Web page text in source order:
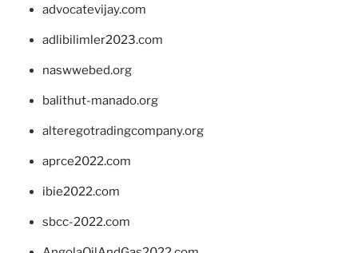
advocatevijay.com
adlibilimler2023.com
naswwebed.org
balithut-manado.org
alteregotradingcompany.org
aprce2022.com
ibie2022.com
sbcc-2022.com